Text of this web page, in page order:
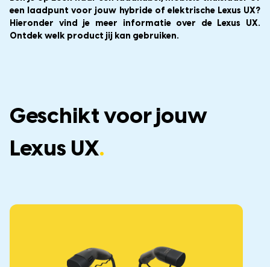
een laadpunt voor jouw hybride of elektrische Lexus UX?
Hieronder vind je meer informatie over de Lexus UX.
Ontdek welk product jij kan gebruiken.
Geschikt voor jouw
Lexus UX.